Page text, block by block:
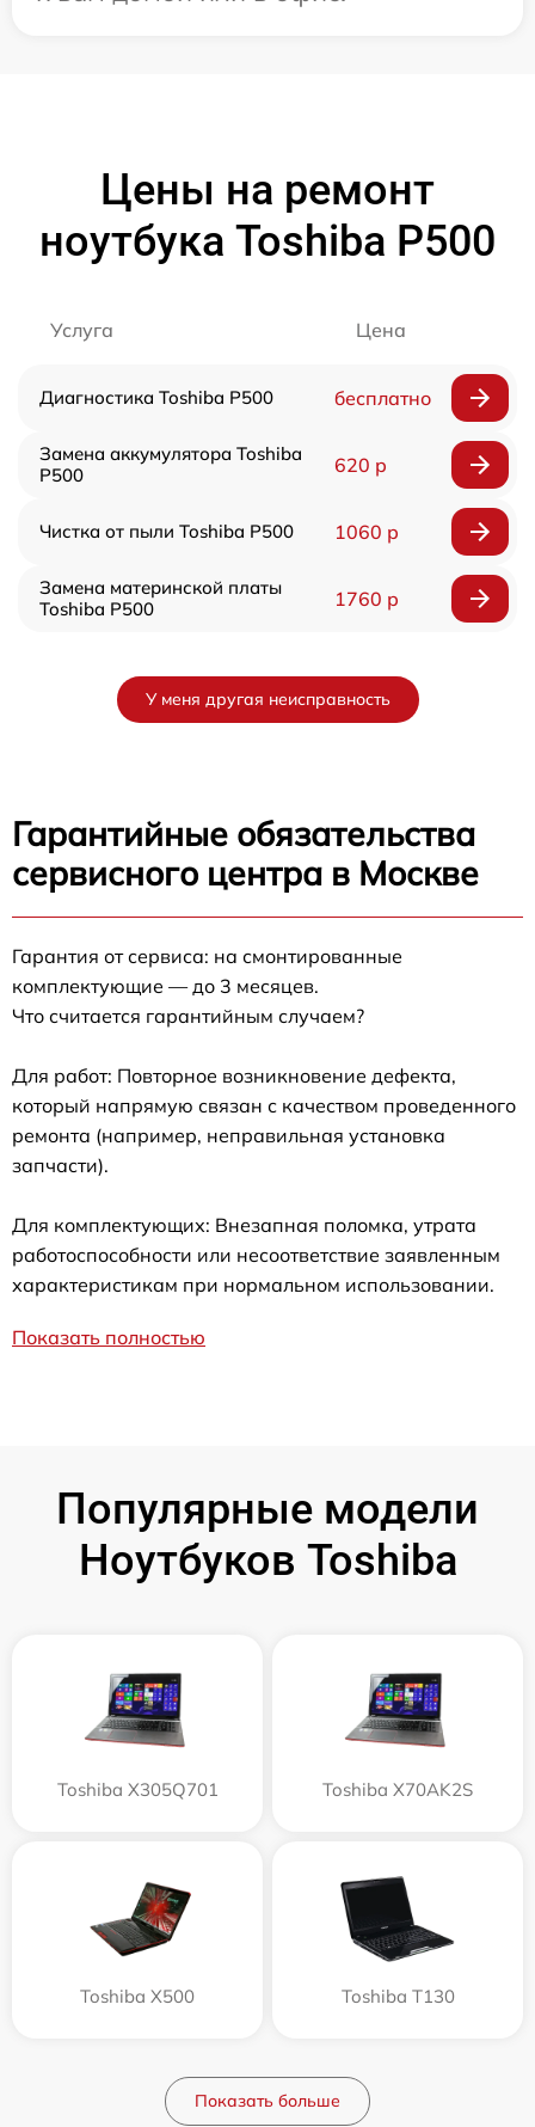
Цены на ремонт
ноутбука Toshiba P500
Услуга Цена
Диагностика Toshiba P500 бесплатно
Замена аккумулятора Toshiba
P500
620 р
Чистка от пыли Toshiba P500 1060 р
Замена материнской платы
Toshiba P500
1760 р
У меня другая неисправность
Гарантийные обязательства
сервисного центра в Москве
Гарантия от сервиса: на смонтированные
комплектующие — до 3 месяцев.
Что считается гарантийным случаем?
Для работ: Повторное возникновение дефекта,
который напрямую связан с качеством проведенного
ремонта (например, неправильная установка
запчасти).
Для комплектующих: Внезапная поломка, утрата
работоспособности или несоответствие заявленным
характеристикам при нормальном использовании.
Показать полностью
Популярные модели
Ноутбуков Toshiba
Toshiba X305Q701 Toshiba X70AK2S
Toshiba X500 Toshiba T130
Показать больше